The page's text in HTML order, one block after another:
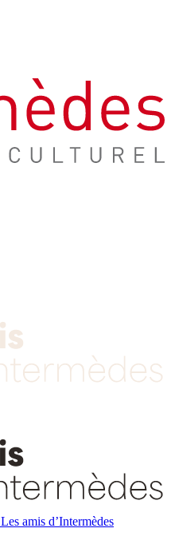
Les amis d’Intermèdes